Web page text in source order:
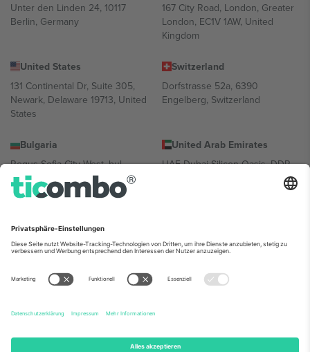
Unter den Linden 24, 10117
Berlin, Germany
167 City Road, London, Greater
London, EC1V 1AW, United
Kingdom
United States
131 Continental Dr, Suite 305,
Newark, Delaware 19713, United
States
Switzerland
Dorfstrasse 52a, 6390
Engelberg, Switzerland
Bulgaria
Regus Sofia City West, bul
Totleben 53-55, 1606 Sofia,
Bulgaria
United Arab Emirates
UAE Dubai Silicon Oasis, DDP
Building A1, Office 302, Dubai,
Mexico
Av Chapultepec 360, Roma
Norte, Cuauhtémoc, 06700
Ciudad de México, CDMX,
Mexico
Die juristische Person des Plattformanbieters kann je nach
Informationen finden Sie auf der jeweiligen Veranstaltungsseite, im